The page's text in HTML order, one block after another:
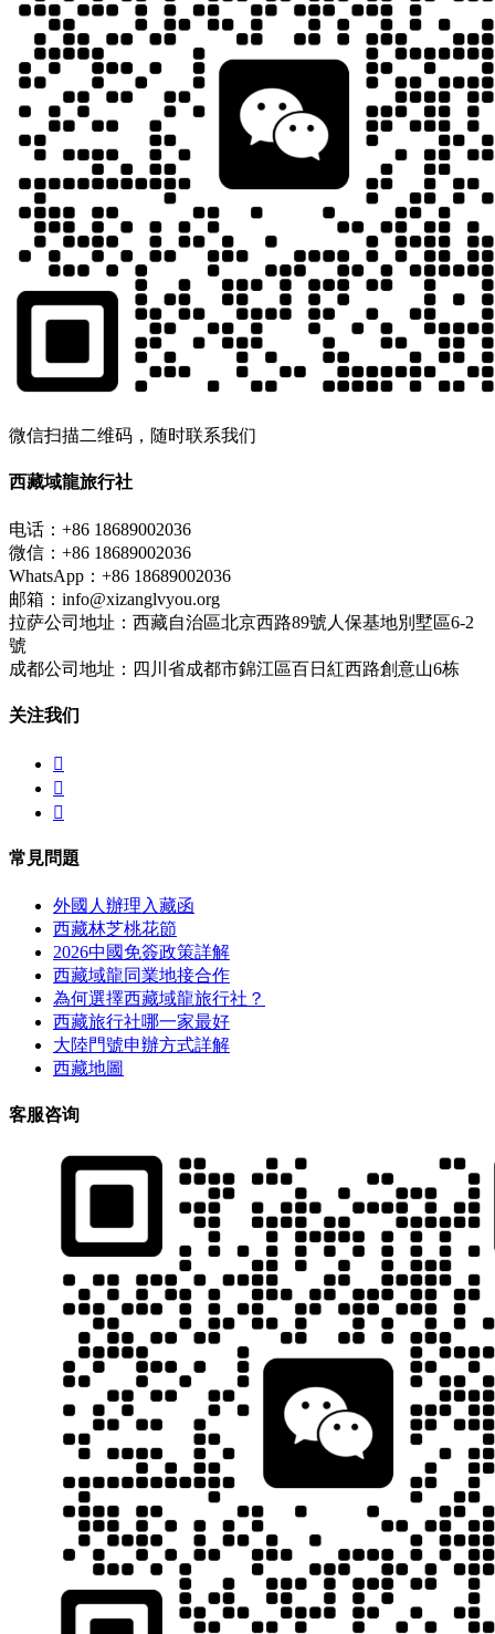
微信扫描二维码，随时联系我们
西藏域龍旅行社
电话：+86 18689002036
微信：+86 18689002036
WhatsApp：+86 18689002036
邮箱：info@xizanglvyou.org
拉萨公司地址：西藏自治區北京西路89號人保基地別墅區6-2
號
成都公司地址：四川省成都市錦江區百日紅西路創意山6栋
关注我们



常見問題
外國人辦理入藏函
西藏林芝桃花節
2026中國免簽政策詳解
西藏域龍同業地接合作
為何選擇西藏域龍旅行社？
西藏旅行社哪一家最好
大陸門號申辦方式詳解
西藏地圖
客服咨询